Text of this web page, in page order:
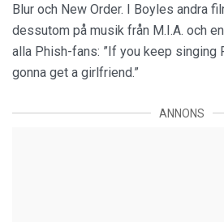
Blur och New Order. I Boyles andra
dessutom på musik från M.I.A. och
alla Phish-fans: ”If you keep singing
gonna get a girlfriend.”
ANNONS